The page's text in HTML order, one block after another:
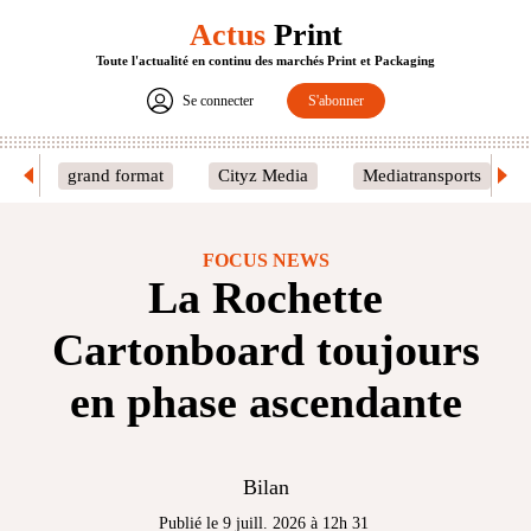
ActusPrint
Toute l'actualité en continu des marchés Print et Packaging
Se connecter S'abonner
grand format Cityz Media Mediatransports
FOCUS NEWS
La Rochette
Cartonboard toujours
en phase ascendante
Bilan
Publié le 9 juill. 2026 à 12h 31